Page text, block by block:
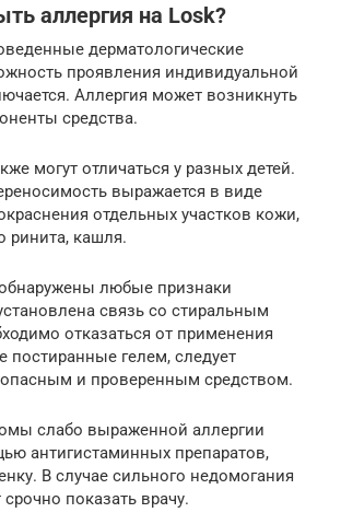
аллергия на Losk?
дерматологические
проявления индивидуальной
Аллергия может возникнуть
средства.
могут отличаться у разных детей.
выражается в виде
отдельных участков кожи,
ринита, кашля.
любые признаки
связь со стиральным
отказаться от применения
постиранные гелем, следует
и проверенным средством.
слабо выраженной аллергии
антигистаминных препаратов,
В случае сильного недомогания
срочно показать врачу.